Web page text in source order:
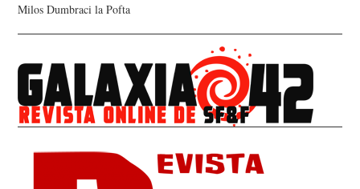
Milos Dumbraci laPofta